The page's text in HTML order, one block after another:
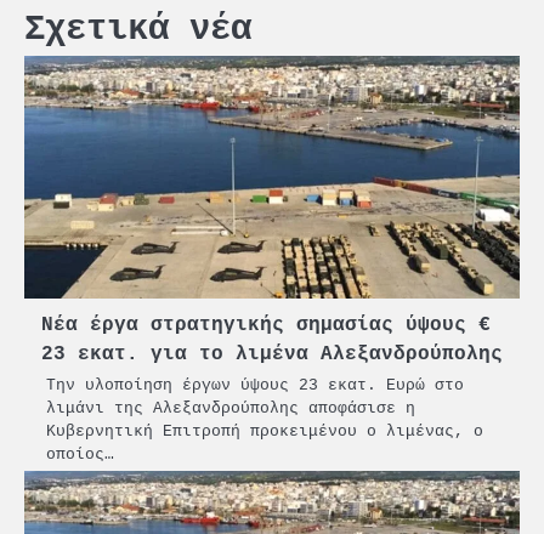
Σχετικά νέα
Νέα έργα στρατηγικής σημασίας ύψους €
23 εκατ. για το λιμένα Αλεξανδρούπολης
Την υλοποίηση έργων ύψους 23 εκατ. Ευρώ στο
λιμάνι της Αλεξανδρούπολης αποφάσισε η
Κυβερνητική Επιτροπή προκειμένου ο λιμένας, ο
οποίος…